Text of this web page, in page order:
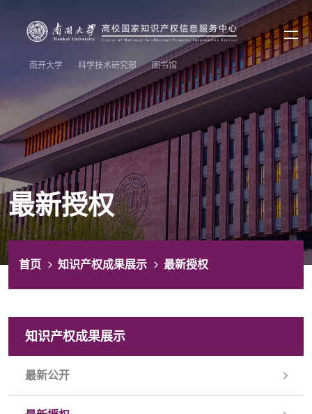
南开大学 科学技术研究部 图书馆
最新授权
首页 知识产权成果展示 最新授权
知识产权成果展示
最新公开